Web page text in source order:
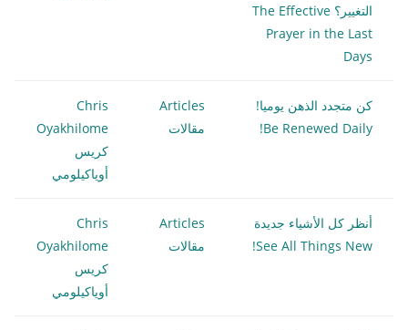
التغيير؟ The Effective
Prayer in the Last
Days
كن متجدد الذهن يوميا!
Be Renewed Daily!
Articles
مقالات
Chris
Oyakhilome
كريس
أوياكيلومي
أنظر كل الأشياء جديدة
See All Things New!
Articles
مقالات
Chris
Oyakhilome
كريس
أوياكيلومي